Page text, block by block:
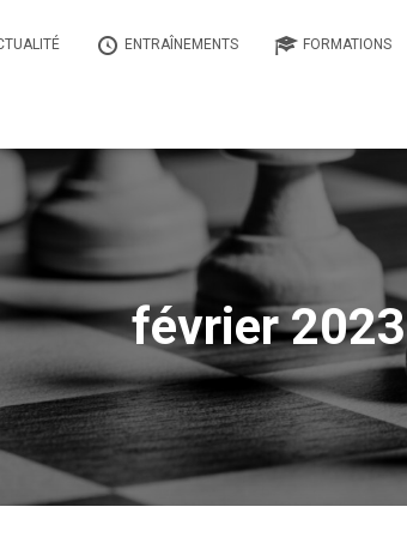
ENTRAÎNEMENTS FORMATIONS
février 2023